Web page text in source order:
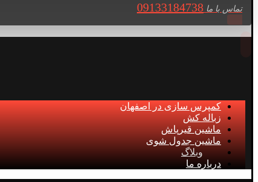
تماس با ما 09133184738
کمپرس سازی در اصفهان
زباله کش
ماشین قیرپاش
ماشین جدول شوی
وبلاگ
درباره ما